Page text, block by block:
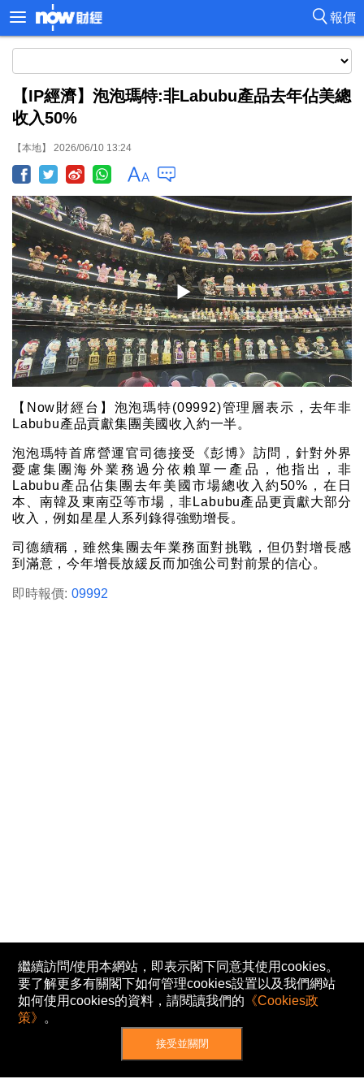
報價
【IP經濟】泡泡瑪特:非Labubu產品去年佔美總
收入50%
【本地】 2026/06/10 13:24
【Now財經台】泡泡瑪特(09992)管理層表示，去年非
Labubu產品貢獻集團美國收入約一半。
泡泡瑪特首席營運官司德接受《彭博》訪問，針對外界
憂慮集團海外業務過分依賴單一產品，他指出，非
Labubu產品佔集團去年美國市場總收入約50%，在日
本、南韓及東南亞等市場，非Labubu產品更貢獻大部分
收入，例如星星人系列錄得強勁增長。
司德續稱，雖然集團去年業務面對挑戰，但仍對增長感
到滿意，今年增長放緩反而加強公司對前景的信心。
即時報價: 09992
繼續訪問/使用本網站，即表示閣下同意其使用cookies。
要了解更多有關閣下如何管理cookies設置以及我們網站
如何使用cookies的資料，請閱讀我們的 《Cookies政
策》 。
接受並關閉